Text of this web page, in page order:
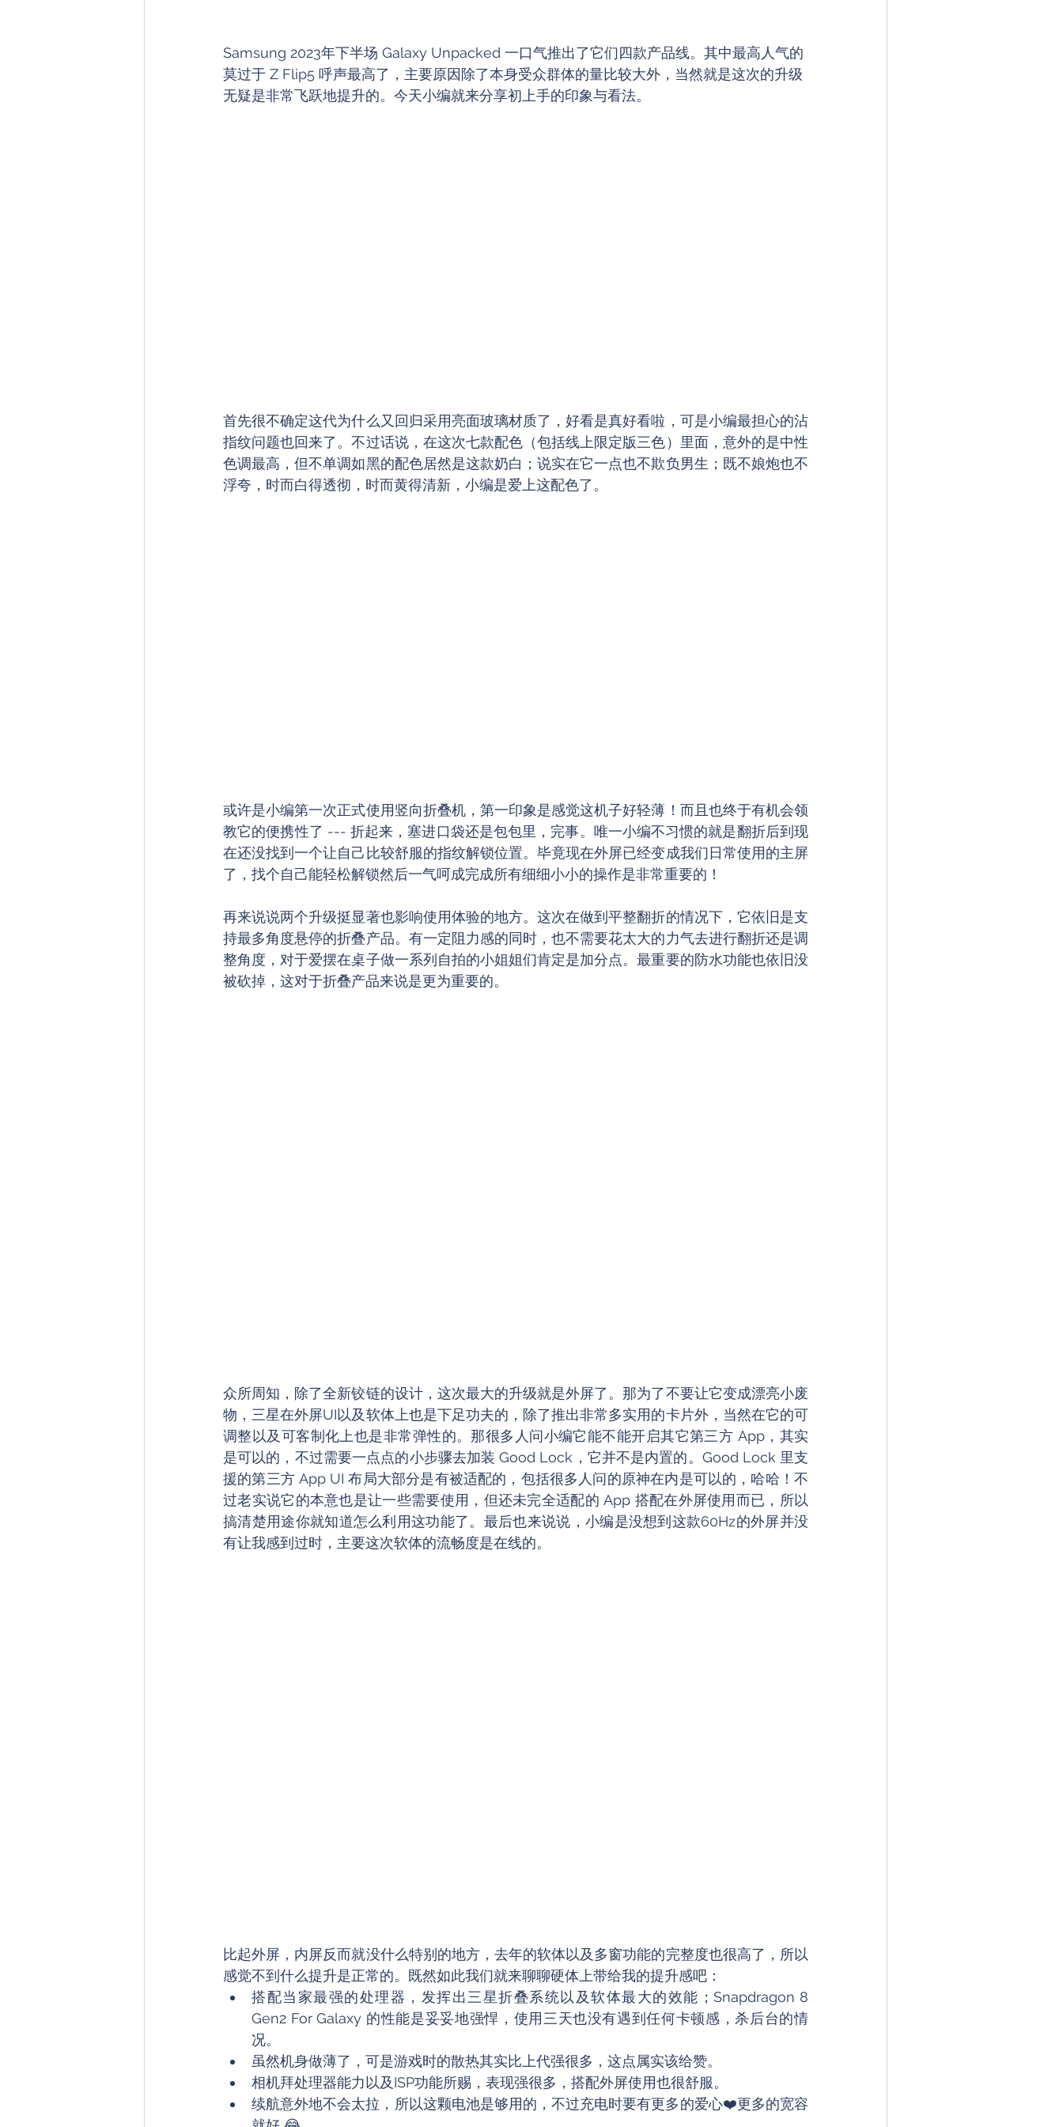
Samsung 2023年下半场 Galaxy Unpacked 一口气推出了它们四款产品线。其中最高人气的
莫过于 Z Flip5 呼声最高了，主要原因除了本身受众群体的量比较大外，当然就是这次的升级
无疑是非常飞跃地提升的。今天小编就来分享初上手的印象与看法。
首先很不确定这代为什么又回归采用亮面玻璃材质了，好看是真好看啦，可是小编最担心的沾
指纹问题也回来了。不过话说，在这次七款配色（包括线上限定版三色）里面，意外的是中性
色调最高，但不单调如黑的配色居然是这款奶白；说实在它一点也不欺负男生；既不娘炮也不
浮夸，时而白得透彻，时而黄得清新，小编是爱上这配色了。
或许是小编第一次正式使用竖向折叠机，第一印象是感觉这机子好轻薄！而且也终于有机会领
教它的便携性了 --- 折起来，塞进口袋还是包包里，完事。唯一小编不习惯的就是翻折后到现
在还没找到一个让自己比较舒服的指纹解锁位置。毕竟现在外屏已经变成我们日常使用的主屏
了，找个自己能轻松解锁然后一气呵成完成所有细细小小的操作是非常重要的！
再来说说两个升级挺显著也影响使用体验的地方。这次在做到平整翻折的情况下，它依旧是支
持最多角度悬停的折叠产品。有一定阻力感的同时，也不需要花太大的力气去进行翻折还是调
整角度，对于爱摆在桌子做一系列自拍的小姐姐们肯定是加分点。最重要的防水功能也依旧没
被砍掉，这对于折叠产品来说是更为重要的。
众所周知，除了全新铰链的设计，这次最大的升级就是外屏了。那为了不要让它变成漂亮小废
物，三星在外屏UI以及软体上也是下足功夫的，除了推出非常多实用的卡片外，当然在它的可
调整以及可客制化上也是非常弹性的。那很多人问小编它能不能开启其它第三方 App，其实
是可以的，不过需要一点点的小步骤去加装 Good Lock，它并不是内置的。Good Lock 里支
援的第三方 App UI 布局大部分是有被适配的，包括很多人问的原神在内是可以的，哈哈！不
过老实说它的本意也是让一些需要使用，但还未完全适配的 App 搭配在外屏使用而已，所以
搞清楚用途你就知道怎么利用这功能了。最后也来说说，小编是没想到这款60Hz的外屏并没
有让我感到过时，主要这次软体的流畅度是在线的。
比起外屏，内屏反而就没什么特别的地方，去年的软体以及多窗功能的完整度也很高了，所以
感觉不到什么提升是正常的。既然如此我们就来聊聊硬体上带给我的提升感吧：
搭配当家最强的处理器，发挥出三星折叠系统以及软体最大的效能；Snapdragon 8
Gen2 For Galaxy 的性能是妥妥地强悍，使用三天也没有遇到任何卡顿感，杀后台的情
况。
虽然机身做薄了，可是游戏时的散热其实比上代强很多，这点属实该给赞。
相机拜处理器能力以及ISP功能所赐，表现强很多，搭配外屏使用也很舒服。
续航意外地不会太拉，所以这颗电池是够用的，不过充电时要有更多的爱心❤️更多的宽容